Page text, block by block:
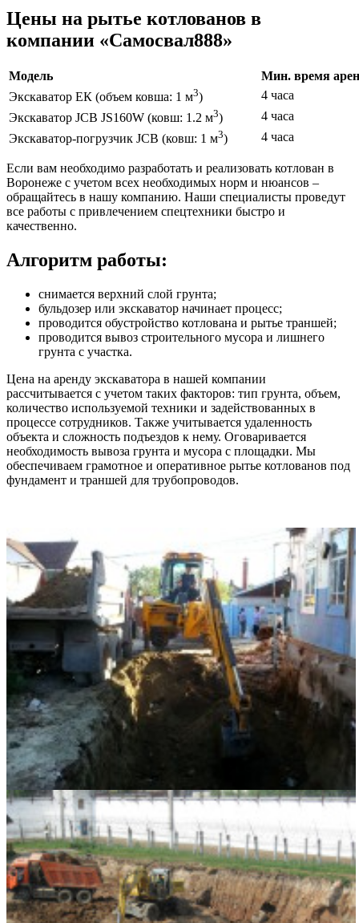
Цены на рытье котлованов в
компании «Самосвал888»
Модель
Мин. время
Экскаватор ЕК (объем ковша: 1 м3)
4 часа
Экскаватор JCB JS160W (ковш: 1.2 м3)
4 часа
Экскаватор-погрузчик JCB (ковш: 1 м3) 4 часа
Если вам необходимо разработать и реализовать котлован в
Воронеже с учетом всех необходимых норм и нюансов –
обращайтесь в нашу компанию. Наши специалисты проведут
все работы с привлечением спецтехники быстро и
качественно.
Алгоритм работы:
снимается верхний слой грунта;
бульдозер или экскаватор начинает процесс;
проводится обустройство котлована и рытье траншей;
проводится вывоз строительного мусора и лишнего
грунта с участка.
Цена на аренду экскаватора в нашей компании
рассчитывается с учетом таких факторов: тип грунта, объем,
количество используемой техники и задействованных в
процессе сотрудников. Также учитывается удаленность
объекта и сложность подъездов к нему. Оговаривается
необходимость вывоза грунта и мусора с площадки. Мы
обеспечиваем грамотное и оперативное рытье котлованов под
фундамент и траншей для трубопроводов.